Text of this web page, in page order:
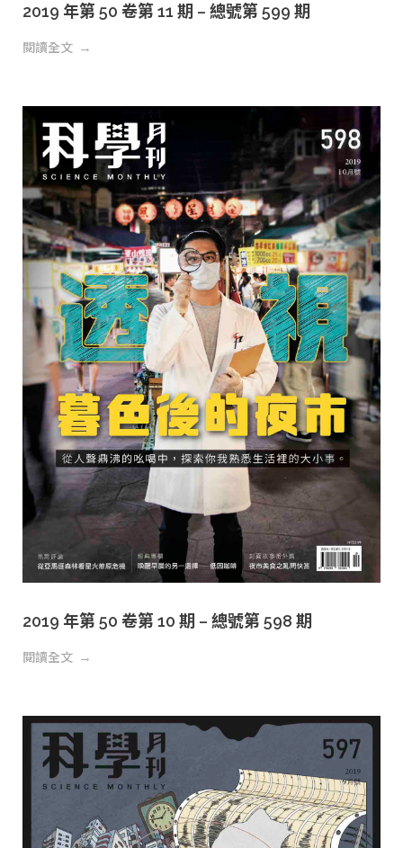
2019 年第 50 卷第 11 期 – 總號第 599 期
閱讀全文
2019 年第 50 卷第 10 期 – 總號第 598 期
閱讀全文